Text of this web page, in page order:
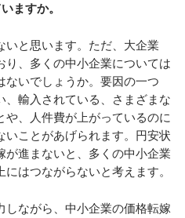
ますか。
と思います。ただ、大企業
、多くの中小企業については
ないでしょうか。要因の一つ
、輸入されている、さまざまな
や、人件費が上がっているのに
ことがあげられます。円安状
進まないと、多くの中小企業
はつながらないと考えます。
ながら、中小企業の価格転嫁